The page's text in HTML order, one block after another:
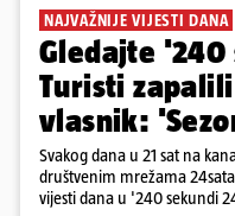
NAJVAŽNIJE VIJESTI DANA
Gledajte '240
Turisti
vlasnik:
Svakog dana u 21 sat na
društvenim mrežama
vijesti dana u '240 sekundi